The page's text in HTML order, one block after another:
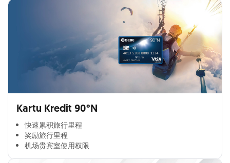
Kartu Kredit 90°N
快速累积旅行里程​
奖励旅行里程​
机场贵宾室使用权限​